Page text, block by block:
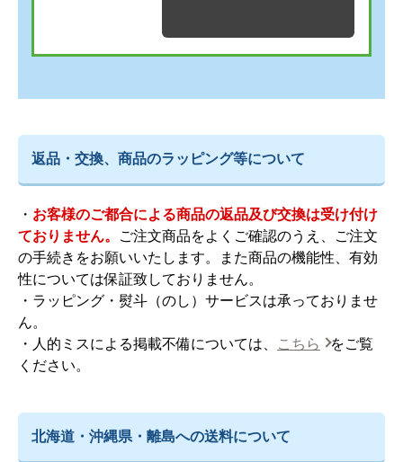
返品・交換、商品のラッピング等について
・ お客様のご都合による商品の返品及び交換は受け付け
ておりません。
ご注文商品をよくご確認のうえ、ご注文
の手続きをお願いいたします。また商品の機能性、有効
性については保証致しておりません。
・ラッピング・熨斗（のし）サービスは承っておりませ
ん。
・人的ミスによる掲載不備については、
こちら
をご覧
ください。
北海道・沖縄県・離島への送料について